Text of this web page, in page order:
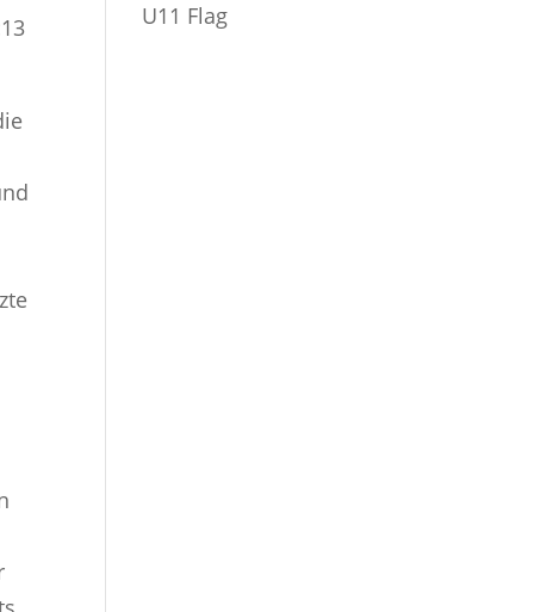
U11 Flag